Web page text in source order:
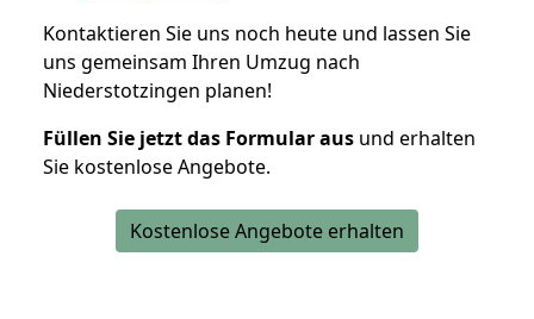
Kontaktieren Sie uns noch heute und lassen Sie
uns gemeinsam Ihren Umzug nach
Niederstotzingen planen!
Füllen Sie jetzt das Formular aus und erhalten
Sie kostenlose Angebote.
Kostenlose Angebote erhalten